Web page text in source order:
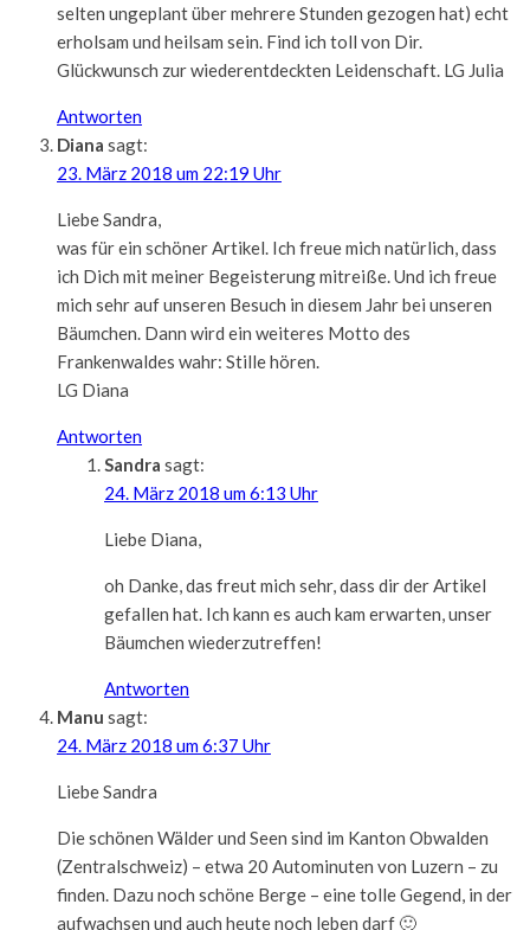
selten ungeplant über mehrere Stunden gezogen hat) echt
erholsam und heilsam sein. Find ich toll von Dir.
Glückwunsch zur wiederentdeckten Leidenschaft. LG Julia
Antworten
Diana sagt:
23. März 2018 um 22:19 Uhr
Liebe Sandra,
was für ein schöner Artikel. Ich freue mich natürlich, dass
ich Dich mit meiner Begeisterung mitreiße. Und ich freue
mich sehr auf unseren Besuch in diesem Jahr bei unseren
Bäumchen. Dann wird ein weiteres Motto des
Frankenwaldes wahr: Stille hören.
LG Diana
Antworten
Sandra sagt:
24. März 2018 um 6:13 Uhr
Liebe Diana,
oh Danke, das freut mich sehr, dass dir der Artikel
gefallen hat. Ich kann es auch kam erwarten, unser
Bäumchen wiederzutreffen!
Antworten
Manu sagt:
24. März 2018 um 6:37 Uhr
Liebe Sandra
Die schönen Wälder und Seen sind im Kanton Obwalden
(Zentralschweiz) – etwa 20 Autominuten von Luzern – zu
finden. Dazu noch schöne Berge – eine tolle Gegend, in der
aufwachsen und auch heute noch leben darf 🙂